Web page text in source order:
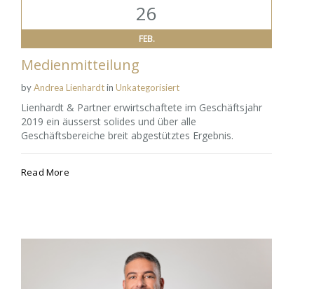
26
FEB.
Medienmitteilung
byAndrea Lienhardtin Unkategorisiert
Lienhardt & Partner erwirtschaftete im Geschäftsjahr
2019 ein äusserst solides und über alle
Geschäftsbereiche breit abgestütztes Ergebnis.
Read More